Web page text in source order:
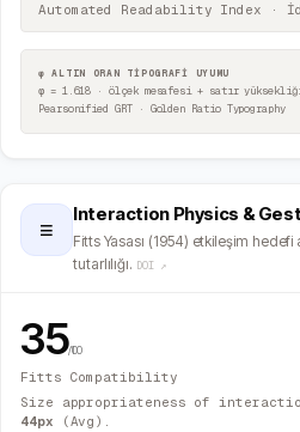
Automated Readability Index ·
φ ALTIN ORAN TİPOGRAFİ UYUMU
φ = 1.618 · ölçek mesafesi + satır
Pearsonified GRT · Golden Ratio Typography
≡
Interaction Physics &
Fitts Yasası (1954) etkileşim
tutarlılığı. DOI ↗
35/100
Fitts Compatibility
Size appropriateness of
44px (Avg).